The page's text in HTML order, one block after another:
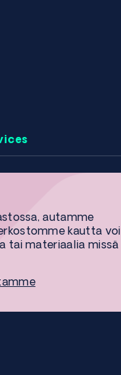
autamme
kautta
tai materiaalia missä